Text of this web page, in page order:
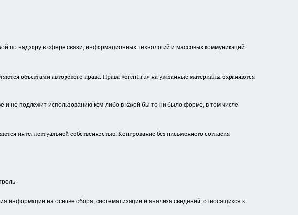
по надзору в сфере связи, информационных технологий и массовых коммуникаций
объектами авторского права. Права «oren1.ru» на указанные материалы охраняются
и не подлежит использованию кем-либо в какой бы то ни было форме, в том числе
интеллектуальной собственностью. Копирование без письменного согласия
на основе сбора, систематизации и анализа сведений, относящихся к